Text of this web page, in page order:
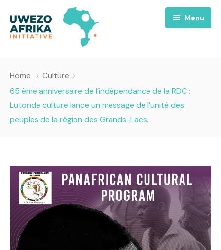
Menu
Nous
A propos
Projets
Success Story
Santé
Politique
Emissions
Opportunités
Home
Culture
65 ème anniversaire de l’indépendance de la RDC :
Lutonde culture lance un message de l’unité des
peuples de la région des Grands-Lacs.